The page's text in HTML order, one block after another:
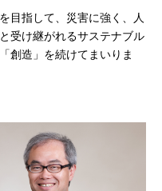
目指して、災害に強く、人
受け継がれるサステナブル
創造」を続けてまいりま